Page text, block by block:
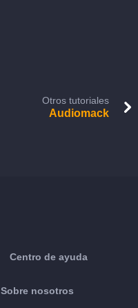
Otros tutoriales
Audiomack
Centro de ayuda
Sobre nosotros